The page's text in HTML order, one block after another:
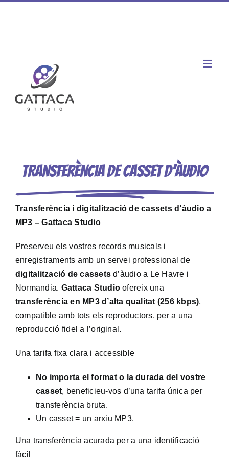
Transferència de casset d’àudio
Transferència i digitalització de cassets d’àudio a
MP3 – Gattaca Studio
Preserveu els vostres records musicals i
enregistraments amb un servei professional de
digitalització de cassetsd’àudio a Le Havre i
Normandia. Gattaca Studio ofereix una
transferència en MP3 d’alta qualitat (256 kbps),
compatible amb tots els reproductors, per a una
reproducció fidel a l’original.
Una tarifa fixa clara i accessible
No importa el format o la durada del vostre
casset, beneficieu-vos d’una tarifa única per
transferència bruta.
Un casset = un arxiu MP3.
Una transferència acurada per a una identificació
fàcil